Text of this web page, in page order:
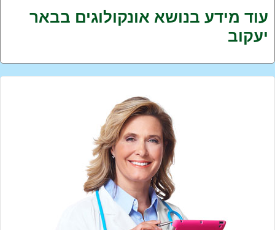
עוד מידע בנושא אונקולוגים בבאר
יעקוב